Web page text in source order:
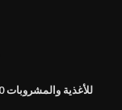
مؤشر stoxx® europe 600 للأغذية والمشروبات